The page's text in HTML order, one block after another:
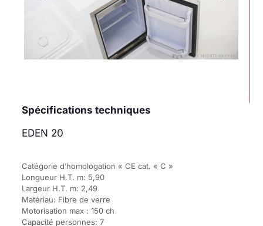
Spécifications techniques
EDEN 20
Catégorie d’homologation « CE cat. « C »
Longueur H.T. m: 5,90
Largeur H.T. m: 2,49
Matériau: Fibre de verre
Motorisation max : 150 ch
Capacité personnes: 7